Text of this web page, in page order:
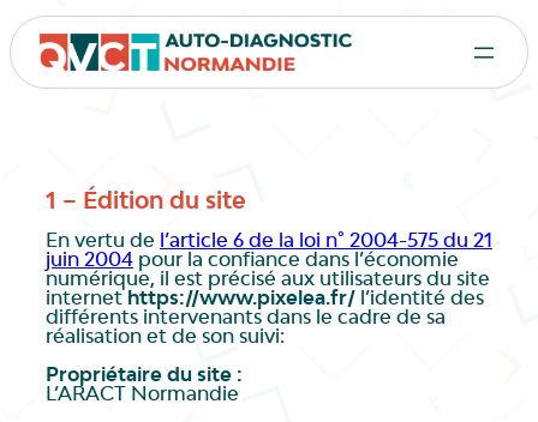
1 – Édition du site
En vertu de l’article 6 de la loi n° 2004-575 du 21
juin 2004 pour la confiance dans l’économie
numérique, il est précisé aux utilisateurs du site
internet https://www.pixelea.fr/ l’identité des
différents intervenants dans le cadre de sa
réalisation et de son suivi:
Propriétaire du site :
L’ARACT Normandie